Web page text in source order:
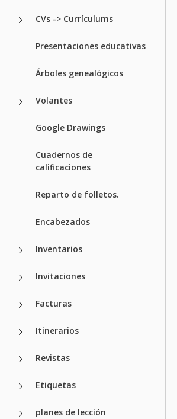
CVs -> Currículums
Presentaciones educativas
Árboles genealógicos
Volantes
Google Drawings
Cuadernos de
calificaciones
Reparto de folletos.
Encabezados
Inventarios
Invitaciones
Facturas
Itinerarios
Revistas
Etiquetas
planes de lección